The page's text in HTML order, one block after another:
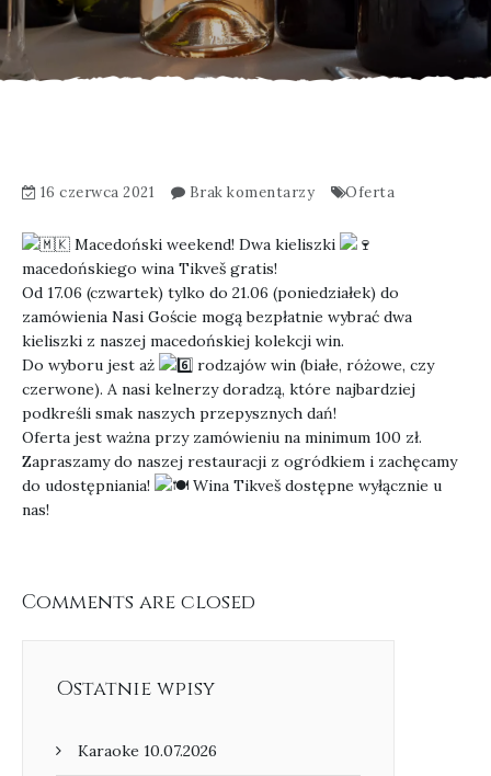
16 czerwca 2021 Brak komentarzy Oferta
Macedoński weekend! Dwa kieliszki
macedońskiego wina Tikveš gratis!
Od 17.06 (czwartek) tylko do 21.06 (poniedziałek) do
zamówienia Nasi Goście mogą bezpłatnie wybrać dwa
kieliszki z naszej macedońskiej kolekcji win.
Do wyboru jest aż
rodzajów win (białe, różowe, czy
czerwone). A nasi kelnerzy doradzą, które najbardziej
podkreśli smak naszych przepysznych dań!
Oferta jest ważna przy zamówieniu na minimum 100 zł.
Zapraszamy do naszej restauracji z ogródkiem i zachęcamy
do udostępniania!
Wina Tikveš dostępne wyłącznie u
nas!
Comments are closed
Ostatnie wpisy
Karaoke 10.07.2026